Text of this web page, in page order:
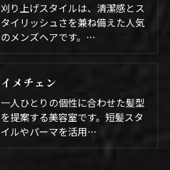
刈り上げスタイルは、清潔感とス
タイリッシュさを兼ね備えた人気
のメンズヘアです。…
イメチェン
一人ひとりの個性に合わせた髪型
を提案する美容室です。短髪スタ
イルやパーマを活用…